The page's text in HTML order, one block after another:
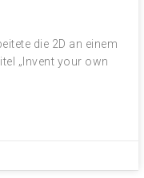
die 2D an einem
„Invent your own